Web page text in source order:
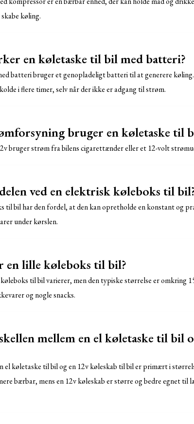
køling.
en køletaske til bil med batteri?
batteri bruger et genopladeligt batteri til at generere
i flere timer, selv når der ikke er adgang til strøm.
bruger en køletaske til
bruger strøm fra bilens cigarettænder eller et 12-volt
ved en elektrisk køleboks til
til bil har den fordel, at den kan opretholde en konstant og
under kørslen.
en lille køleboks til bil?
til bil varierer, men den typiske størrelse er
og nogle snacks.
mellem en el køletaske til bil
el køletaske til bil og en 12v køleskab til bil er primært i
bærbar, mens en 12v køleskab er større og bedre egnet